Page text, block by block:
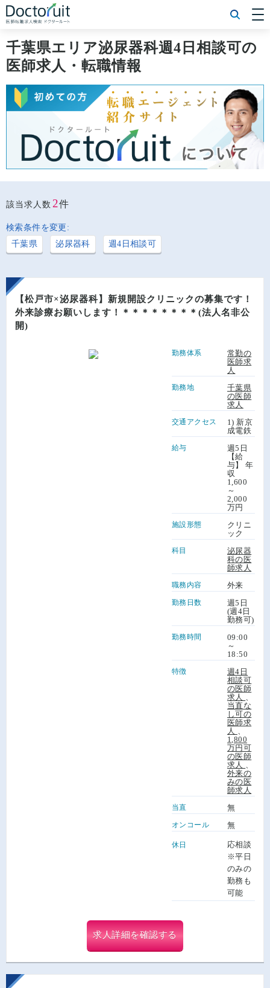
[常勤] 科目から探す
[常勤] 特徴から探す
[非常勤] エリアから探す
[非常勤] 科目から探す
Doctoruit医師転職特集
Doctoruitについて
運営者情報
プライバシーポリシー
千葉県エリア泌尿器科週4日相談可の
医師求人・転職情報
該当求人数 2件
検索条件を変更:
千葉県
泌尿器科 週4日相談可
【松戸市×泌尿器科】新規開設クリニックの募集です！
外来診療お願いします！＊＊＊＊＊＊＊＊(法人名非公
開)
勤務体系
常勤の
医師求
人
勤務地
千葉県
の医師
求人
交通アクセス
1) 新京
成電鉄
給与
週5日
【給
与】 年
収
1,600
～
2,000
万円
施設形態
クリニ
ック
科目
泌尿器
科の医
師求人
職務内容 外来
勤務日数
週5日
(週4日
勤務可)
勤務時間
09:00
～
18:50
特徴
週4日
相談可
の医師
求人
当直な
し可の
医師求
人
1,800
万円可
の医師
求人
外来の
みの医
師求人
当直 無
オンコール 無
休日
応相談
※平日
のみの
勤務も
可能
求人詳細を確認する